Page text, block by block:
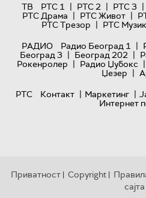
ТВ
РТС 1 | РТС 2 | РТС 3 |
РТС Драма | РТС Живот |
РТС Трезор | РТС
РАДИО
Радио Београд 1 |
Београд 3 | Београд 202 |
Рокенролер | Радио Џубокс |
Џезер |
РТС
Контакт | Маркетинг |
Интернет
Приватност | Copyright |
сајта